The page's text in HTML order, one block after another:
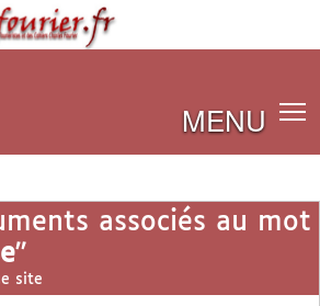
MENU
associés au mot
"
site